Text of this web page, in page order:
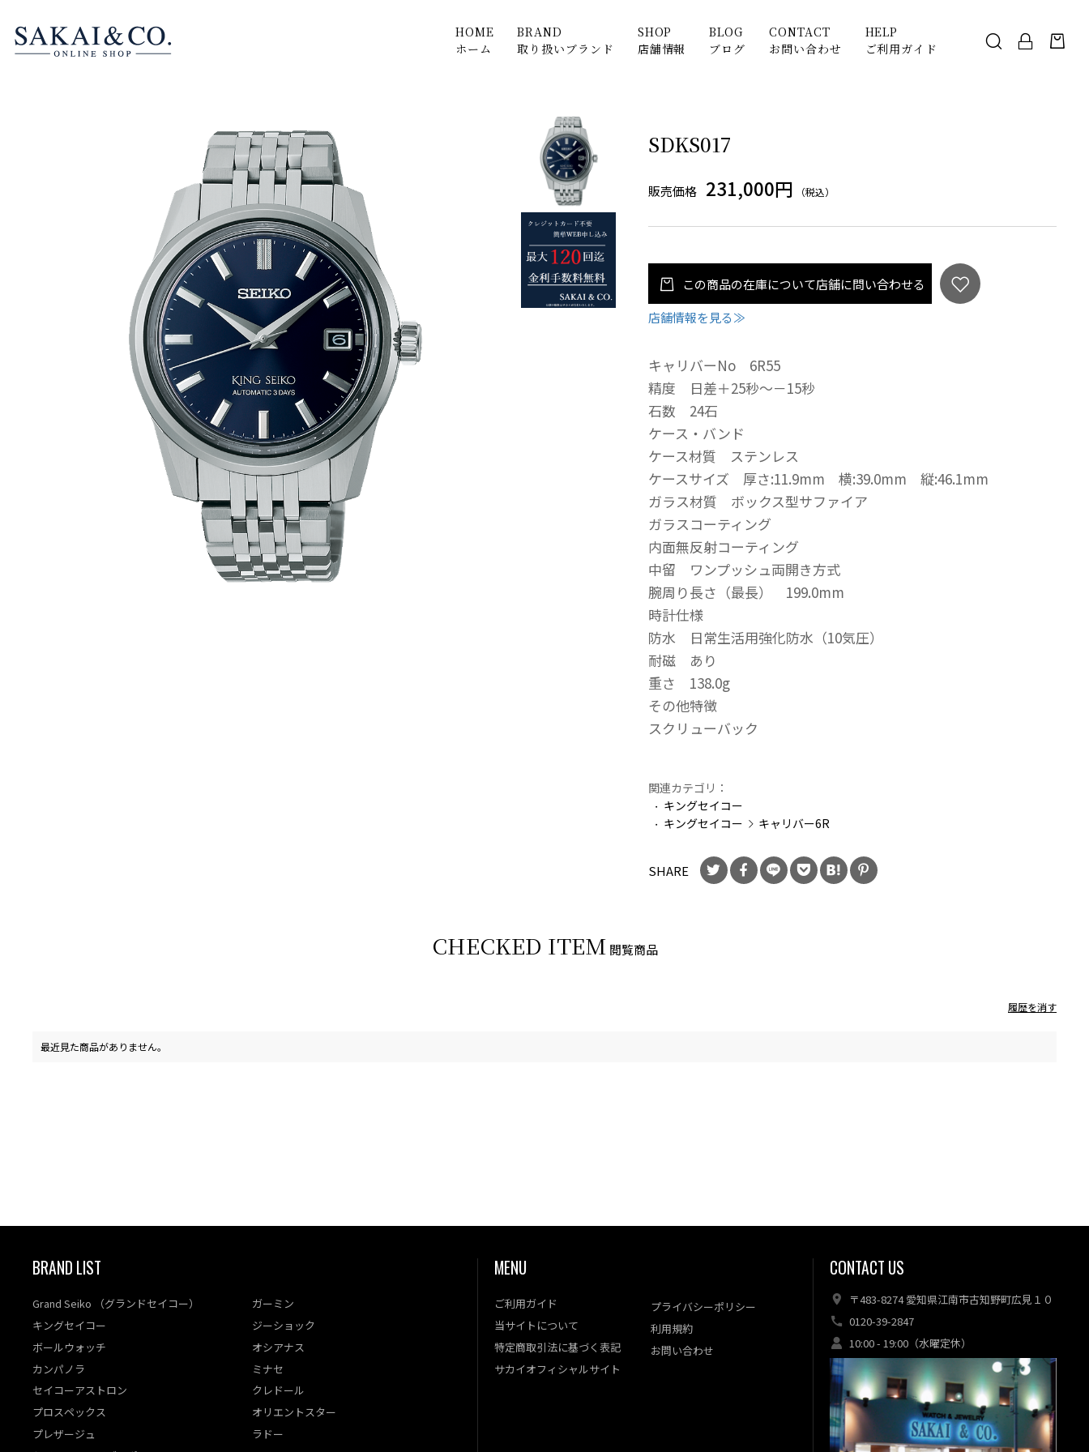
HOME
ホーム
BRAND
取り扱いブランド
SHOP
店舗情報
BLOG
ブログ
CONTACT
お問い合わせ
HELP
ご利用ガイド
SDKS017
販売価格 231,000円 （税込）
この商品の在庫について店舗に問い合わせる
店舗情報を見る≫
キャリバーNo 6R55
精度 日差＋25秒～－15秒
石数 24石
ケース・バンド
ケース材質 ステンレス
ケースサイズ 厚さ:11.9mm 横:39.0mm 縦:46.1mm
ガラス材質 ボックス型サファイア
ガラスコーティング
内面無反射コーティング
中留 ワンプッシュ両開き方式
腕周り長さ（最長） 199.0mm
時計仕様
防水 日常生活用強化防水（10気圧）
耐磁 あり
重さ 138.0g
その他特徴
スクリューバック
関連カテゴリ：
キングセイコー
キングセイコー
キャリバー6R
SHARE
CHECKED ITEM 閲覧商品
履歴を消す
最近見た商品がありません。
BRAND LIST
Grand Seiko （グランドセイコー）
キングセイコー
ボールウォッチ
カンパノラ
セイコーアストロン
プロスペックス
プレザージュ
ガーミン
ジーショック
オシアナス
ミナセ
クレドール
オリエントスター
ラドー
MENU
ご利用ガイド
当サイトについて
特定商取引法に基づく表記
サカイオフィシャルサイト
プライバシーポリシー
利用規約
お問い合わせ
CONTACT US
〒483-8274 愛知県江南市古知野町広見１０
0120-39-2847
10:00 - 19:00（水曜定休）